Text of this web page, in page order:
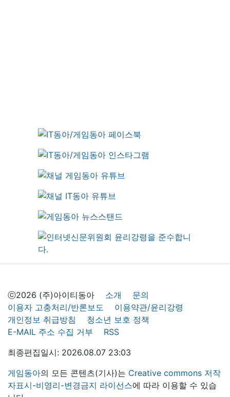
ⓒ2026 (주)아이티동아 소개
문의
이용자 고충처리/반론보도
이용약관/윤리강령
개인정보 취급방침
청소년 보호 정책
E-MAIL 주소 수집 거부
RSS
최종편집일시: 2026.08.07 23:03
게임동아의 모든 콘텐츠(기사)는 Creative commons 저작
자표시-비영리-변경금지 라이선스에 따라 이용할 수 있습